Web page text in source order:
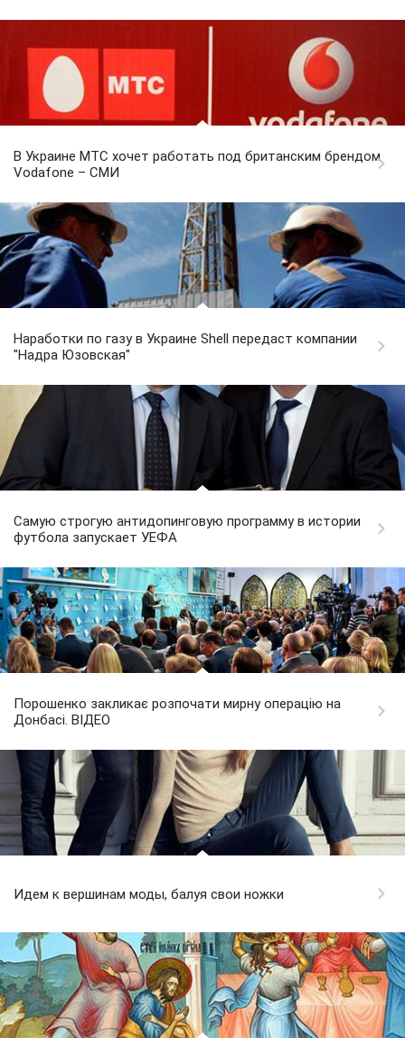
В Украине МТС хочет работать под британским брендом
Vodafone – СМИ
Наработки по газу в Украине Shell передаст компании
"Надра Юзовская"
Самую строгую антидопинговую программу в истории
футбола запускает УЕФА
Порошенко закликає розпочати мирну операцію на
Донбасі. ВІДЕО
Идем к вершинам моды, балуя свои ножки